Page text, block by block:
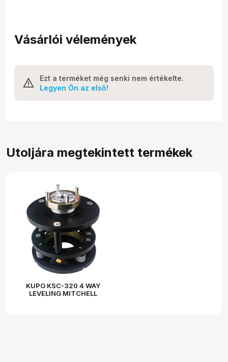
Vásárlói vélemények
Ezt a terméket még senki nem értékelte.
Legyen Ön az első!
Utoljára megtekintett termékek
KUPO KSC-320 4 WAY
LEVELING MITCHELL